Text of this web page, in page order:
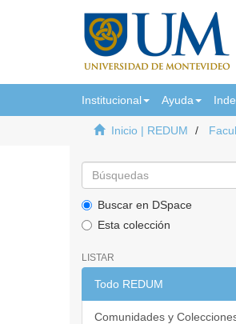
Institucional Ayuda
Inicio | REDUM
Buscar en DSpace
Esta colección
LISTAR
Todo REDUM
Comunidades y